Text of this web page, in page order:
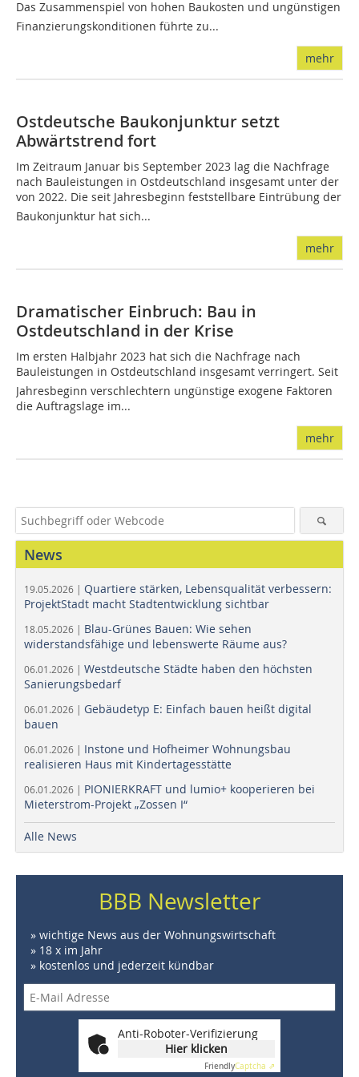
Das Zusammenspiel von hohen Baukosten und ungünstigen
Finanzierungskonditionen führte zu...
mehr
Ostdeutsche Baukonjunktur setzt
Abwärtstrend fort
Im Zeitraum Januar bis September 2023 lag die Nachfrage
nach Bauleistungen in Ostdeutschland insgesamt unter der
von 2022. Die seit Jahresbeginn feststellbare Eintrübung der
Baukonjunktur hat sich...
mehr
Dramatischer Einbruch: Bau in
Ostdeutschland in der Krise
Im ersten Halbjahr 2023 hat sich die Nachfrage nach
Bauleistungen in Ostdeutschland insgesamt verringert. Seit
Jahresbeginn verschlechtern ungünstige exogene Faktoren
die Auftragslage im...
mehr
News
19.05.2026 | Quartiere stärken, Lebensqualität verbessern:
ProjektStadt macht Stadtentwicklung sichtbar
18.05.2026 | Blau-Grünes Bauen: Wie sehen
widerstandsfähige und lebenswerte Räume aus?
06.01.2026 | Westdeutsche Städte haben den höchsten
Sanierungsbedarf
06.01.2026 | Gebäudetyp E: Einfach bauen heißt digital
bauen
06.01.2026 | Instone und Hofheimer Wohnungsbau
realisieren Haus mit Kindertagesstätte
06.01.2026 | PIONIERKRAFT und lumio+ kooperieren bei
Mieterstrom-Projekt „Zossen I“
Alle News
BBB Newsletter
» wichtige News aus der Wohnungswirtschaft
» 18 x im Jahr
» kostenlos und jederzeit kündbar
Anti-Roboter-Verifizierung
Hier klicken
FriendlyCaptcha ⇗